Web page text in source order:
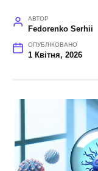
АВТОР
Fedorenko Serhii
ОПУБЛІКОВАНО
1 Квітня, 2026